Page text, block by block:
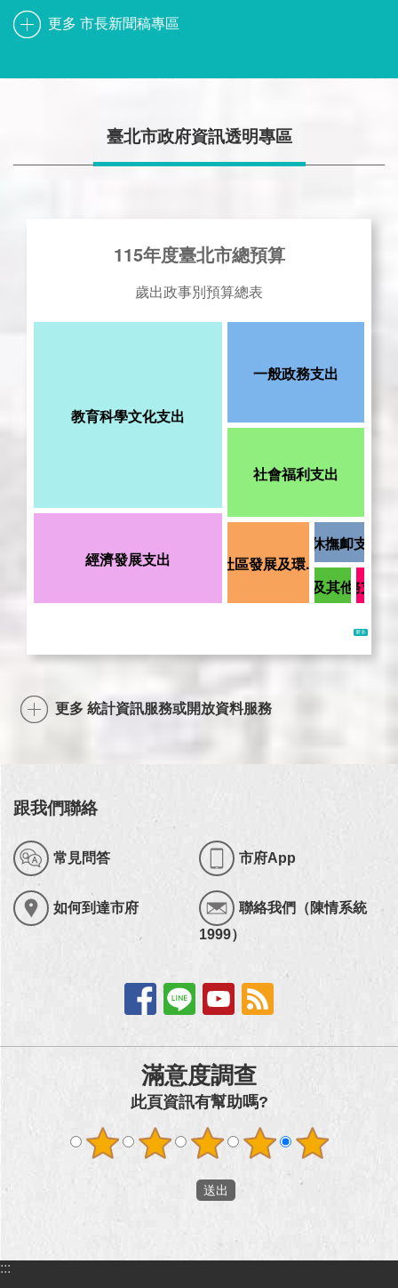
更多 市長新聞稿專區
臺北市政府資訊透明專區
更多 統計資訊服務或開放資料服務
跟我們聯絡
常見問答 市府App
如何到達市府
聯絡我們（陳情系統
1999）
滿意度調查
此頁資訊有幫助嗎?
:::